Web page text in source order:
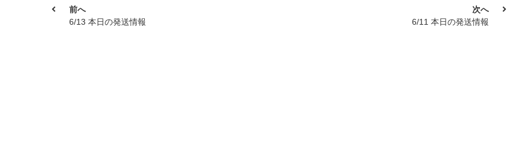
前へ
6/13 本日の発送情報
次へ
6/11 本日の発送情報